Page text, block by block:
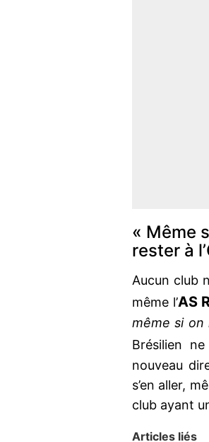
« Même
rester à
Aucun club
même l’AS
même si on
Brésilien
nouveau
s’en aller,
club ayant
Articles liés